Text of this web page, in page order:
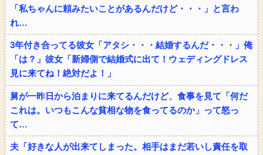
「私ちゃんに頼みたいことがあるんだけど・・・」と言わ
れ…
3年付き合ってる彼女「アタシ・・・結婚するんだ・・・」俺
「は？」彼女「新婦側で結婚式に出て！ウェディングドレス
見に来てね！絶対だよ！」
舅が一昨日から泊まりに来てるんだけど、食事を見て「何だ
これは。いつもこんな貧相な物を食ってるのか」って怒っ
て…
夫「好きな人が出来てしまった。相手はまだ若いし責任を取